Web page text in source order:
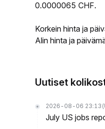
0.0000065 CHF.
Korkein hinta ja
Alin hinta ja
Uutiset
2026-08-06 23:13
July US jobs